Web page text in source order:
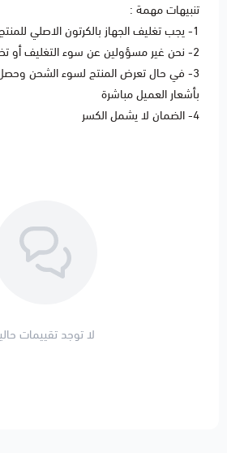
تنبيهات مهمة :
1- يجب تغليف الجهاز بالكرتون الاصلي للمنتج والتأكد من التغليف
2- نحن غير مسؤولين عن سوء التغليف أو تضرر الجهاز بسبب الشحن
3- في حال تعرض المنتج لسوء الشحن
بأشعار العميل مباشرة
4- الضمان لا يشمل الكسر
لا توجد تقييمات